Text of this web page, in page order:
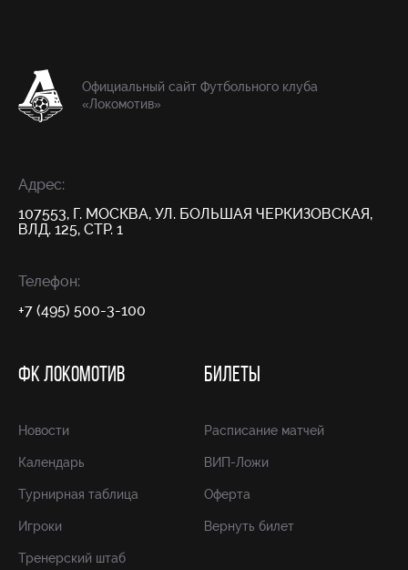
Официальный сайт Футбольного клуба
«Локомотив»
Адрес:
107553, Г. МОСКВА, УЛ. БОЛЬШАЯ ЧЕРКИЗОВСКАЯ,
ВЛД. 125, СТР. 1
Телефон:
+7 (495) 500-3-100
ФК ЛОКОМОТИВ
Новости
Календарь
Турнирная таблица
Игроки
Тренерский штаб
БИЛЕТЫ
Расписание матчей
ВИП-Ложи
Оферта
Вернуть билет